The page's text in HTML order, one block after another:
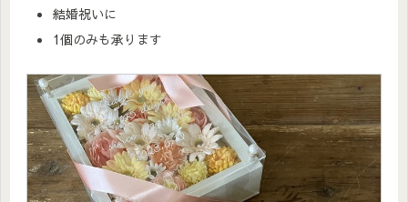
結婚祝いに
1個のみも承ります